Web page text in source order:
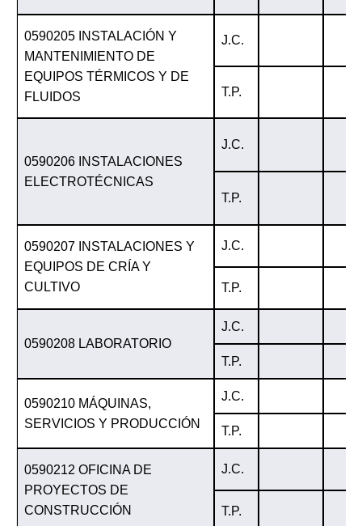
0590205 INSTALACIÓN Y
MANTENIMIENTO DE
EQUIPOS TÉRMICOS Y DE
FLUIDOS
J.C.
T.P.
0590206 INSTALACIONES
ELECTROTÉCNICAS
J.C.
T.P.
0590207 INSTALACIONES Y
EQUIPOS DE CRÍA Y
CULTIVO
J.C.
T.P.
0590208 LABORATORIO
J.C.
T.P.
0590210 MÁQUINAS,
SERVICIOS Y PRODUCCIÓN
J.C.
T.P.
0590212 OFICINA DE
PROYECTOS DE
CONSTRUCCIÓN
J.C.
T.P.